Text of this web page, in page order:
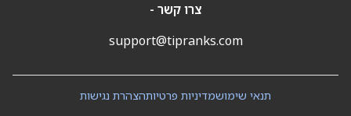
צרו קשר -
support@tipranks.com
הצהרת נגישותמדיניות פרטיותתנאי שימוש